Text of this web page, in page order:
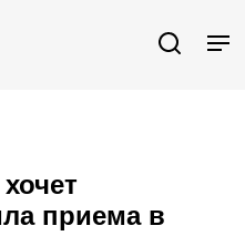
приема в